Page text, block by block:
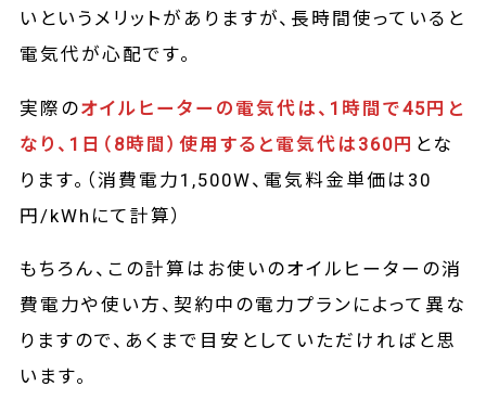
いというメリットがありますが、長時間使っていると
電気代が心配です。
実際のオイルヒーターの電気代は、1時間で45円と
なり、1日（8時間）使用すると電気代は360円 とな
ります。（消費電力1,500W、電気料金単価は30
円/kWhにて計算）
もちろん、この計算はお使いのオイルヒーターの消
費電力や使い方、契約中の電力プランによって異な
りますので、あくまで目安としていただければと思
います。